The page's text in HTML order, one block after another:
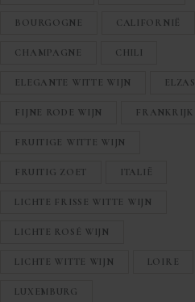
BOURGOGNE CALIFORNIË
CHAMPAGNE CHILI
ELEGANTE WITTE WIJN ELZAS
FIJNE RODE WIJN FRANKRIJK
FRUITIGE WITTE WIJN
FRUITIG ZOET ITALIË
LICHTE FRISSE WITTE WIJN
LICHTE ROSÉ WIJN
LICHTE WITTE WIJN LOIRE
LUXEMBURG